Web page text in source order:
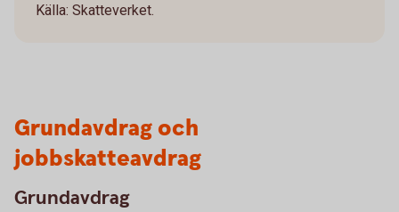
Källa: Skatteverket.
Grundavdrag och
jobbskatteavdrag
Grundavdrag